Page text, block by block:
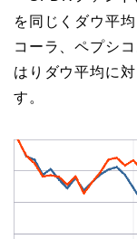
を同じくダウ平
コーラ、ペプシ
はりダウ平均に
す。